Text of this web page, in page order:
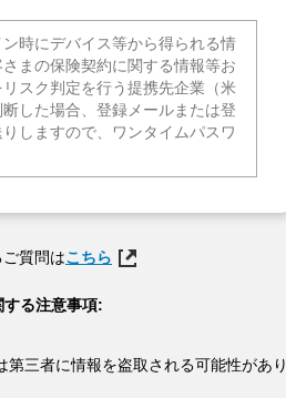
時にデバイス等から得られる情
まの保険契約に関する情報等お
スク判定を行う提携先企業（米
した場合、登録メールまたは登
しますので、ワンタイムパスワ
質問はこちら
る注意事項:
三者に情報を盗取される可能性があり